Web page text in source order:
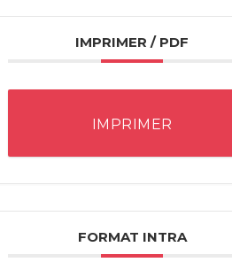
IMPRIMER / PDF
IMPRIMER
FORMAT INTRA